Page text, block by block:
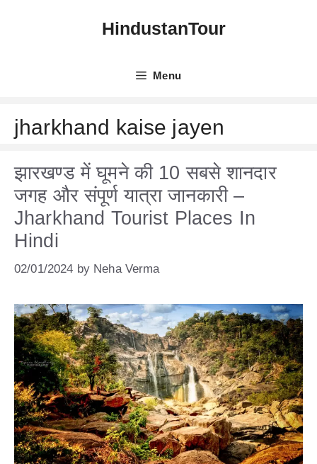
HindustanTour
Menu
jharkhand kaise jayen
झारखण्ड में घूमने की 10 सबसे शानदार
जगह और संपूर्ण यात्रा जानकारी –
Jharkhand Tourist Places In
Hindi
02/01/2024 by Neha Verma